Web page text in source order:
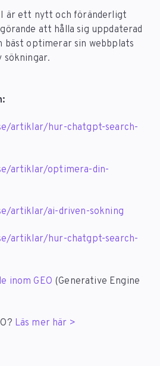
är ett nytt och föränderligt
att hålla sig uppdaterad
optimerar sin webbplats
sökningar.
artiklar/hur-chatgpt-search-
artiklar/optimera-din-
artiklar/ai-driven-sokning
artiklar/hur-chatgpt-search-
inom GEO (Generative Engine
Läs mer här >